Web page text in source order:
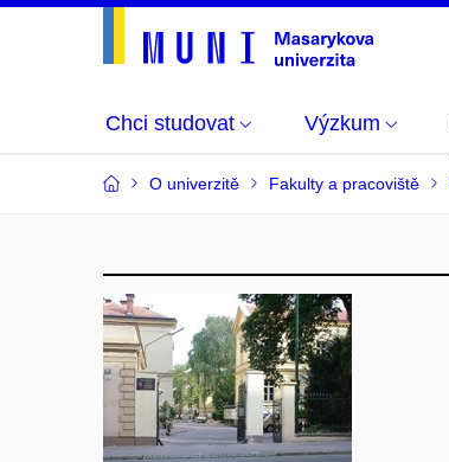
Chci studovat Výzkum
O univerzitě Fakulty a pracoviště